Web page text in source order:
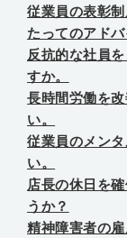
従業員の表彰
たってのアド
反抗的な社員
すか。
長時間労働を
い。
従業員のメン
い。
店長の休日を
うか？
精神障害者の